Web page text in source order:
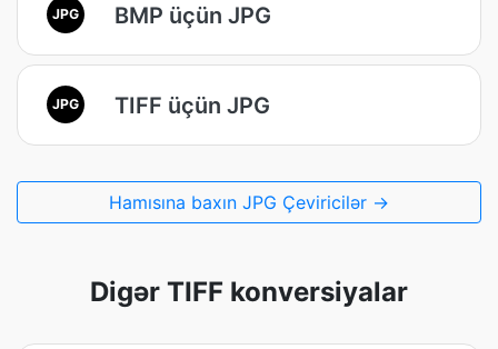
JPG BMP üçün JPG
JPG TIFF üçün JPG
Hamısına baxın JPG Çeviricilər →
Digər TIFF konversiyalar